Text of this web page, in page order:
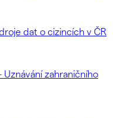
dat o cizincích v ČR
Uznávání zahraničního